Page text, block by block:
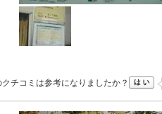
クチコミは参考になりましたか？